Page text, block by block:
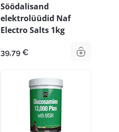
Söödalisand
elektrolüüdid Naf
Electro Salts 1kg
39,79 €